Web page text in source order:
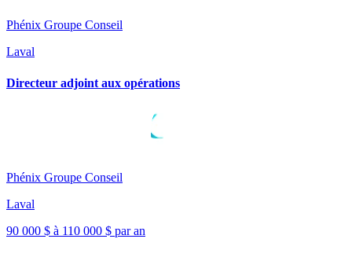
Phénix Groupe Conseil
Laval
Directeur adjoint aux opérations
Phénix Groupe Conseil
Laval
90 000 $ à 110 000 $ par an